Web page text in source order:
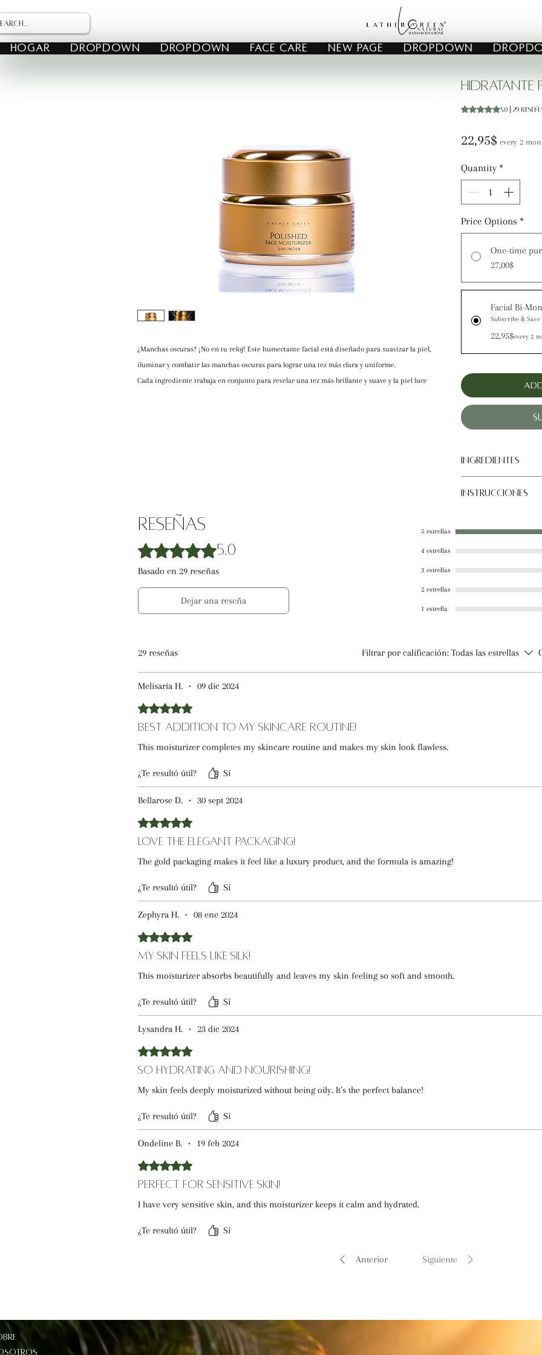
HOGAR Dropdown Dropdown FACE CARE New Page Dropdown
¿Manchas oscuras? ¡No en tu reloj! Este humectante facial está diseñado para suavizar la piel,
iluminar y combatir las manchas oscuras para lograr una tez más clara y uniforme.
Cada ingrediente trabaja en conjunto para revelar una tez más brillante y suave y la piel luce
Hidratante
Según 295.0 | 29
22,95$Price
every 2
Quantity *
Price Options *
One-time
27,00$
Facial Bi-
Subscribe & Save
22,95$every 2
INGREDIENTES
extracto de Glycyrrhiza
fenoxietanol
INSTRUCCIONES
Reseñas
Obtuvo 5 de 5 estrellas.
5.0
Basado en 29 reseñas
Dejar una reseña
5 estrellas
4 estrellas
3 estrellas
2 estrellas
1 estrella
29 reseñas Filtrar por calificación: Todas las estrellas
Melisaria H. • 09 dic 2024
Obtuvo 5 de 5 estrellas.
Best Addition to My Skincare Routine!
This moisturizer completes my skincare routine and makes my skin look flawless.
¿Te resultó útil? Sí
Bellarose D. • 30 sept 2024
Obtuvo 5 de 5 estrellas.
Love the Elegant Packaging!
The gold packaging makes it feel like a luxury product, and the formula is amazing!
¿Te resultó útil? Sí
Zephyra H. • 08 ene 2024
Obtuvo 5 de 5 estrellas.
My Skin Feels Like Silk!
This moisturizer absorbs beautifully and leaves my skin feeling so soft and smooth.
¿Te resultó útil? Sí
Lysandra H. • 23 dic 2024
Obtuvo 5 de 5 estrellas.
So Hydrating and Nourishing!
My skin feels deeply moisturized without being oily. It’s the perfect balance!
¿Te resultó útil? Sí
Ondeline B. • 19 feb 2024
Obtuvo 5 de 5 estrellas.
Perfect for Sensitive Skin!
I have very sensitive skin, and this moisturizer keeps it calm and hydrated.
¿Te resultó útil? Sí
Anterior Siguiente